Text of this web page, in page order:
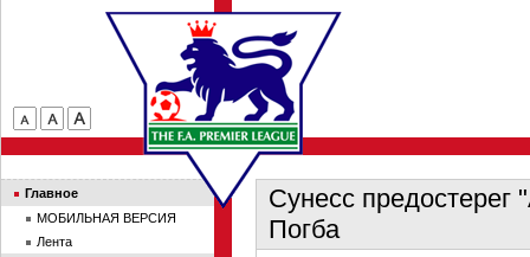
Сунесс предостерег
Погба
Главное
МОБИЛЬНАЯ ВЕРСИЯ
Лента